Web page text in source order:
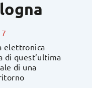
elettronica
di quest’ultima
di una